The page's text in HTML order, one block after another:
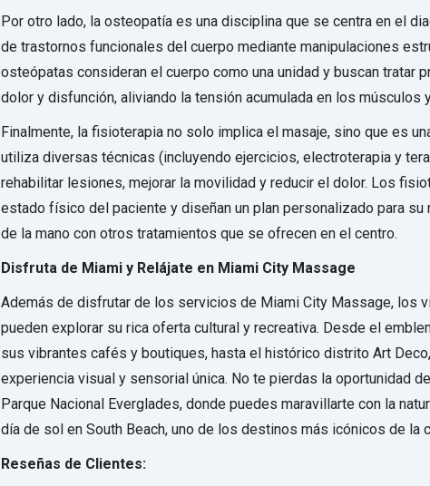
Por otro lado, la osteopatía es una disciplina que se centra en el
de trastornos funcionales del cuerpo mediante manipulaciones
osteópatas consideran el cuerpo como una unidad y buscan tratar
dolor y disfunción, aliviando la tensión acumulada en los músculos
Finalmente, la fisioterapia no solo implica el masaje, sino que es
utiliza diversas técnicas (incluyendo ejercicios, electroterapia y
rehabilitar lesiones, mejorar la movilidad y reducir el dolor. Los
estado físico del paciente y diseñan un plan personalizado para su
de la mano con otros tratamientos que se ofrecen en el centro.
Disfruta de Miami y Relájate en Miami City Massage
Además de disfrutar de los servicios de Miami City Massage, los
pueden explorar su rica oferta cultural y recreativa. Desde el
sus vibrantes cafés y boutiques, hasta el histórico distrito Art
experiencia visual y sensorial única. No te pierdas la oportunidad
Parque Nacional Everglades, donde puedes maravillarte con la
día de sol en South Beach, uno de los destinos más icónicos de la
Reseñas de Clientes: